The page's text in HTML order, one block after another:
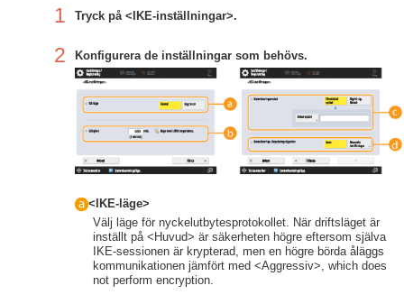
1 Tryck på <IKE-inställningar>.
2 Konfigurera de inställningar som behövs.
<IKE-läge>
Välj läge för nyckelutbytesprotokollet. När driftsläget är
inställt på <Huvud> är säkerheten högre eftersom själva
IKE-sessionen är krypterad, men en högre börda åläggs
kommunikationen jämfört med <Aggressiv>, which does
not perform encryption.